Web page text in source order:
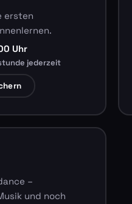
ersten
Uhr
jederzeit
–
und noch